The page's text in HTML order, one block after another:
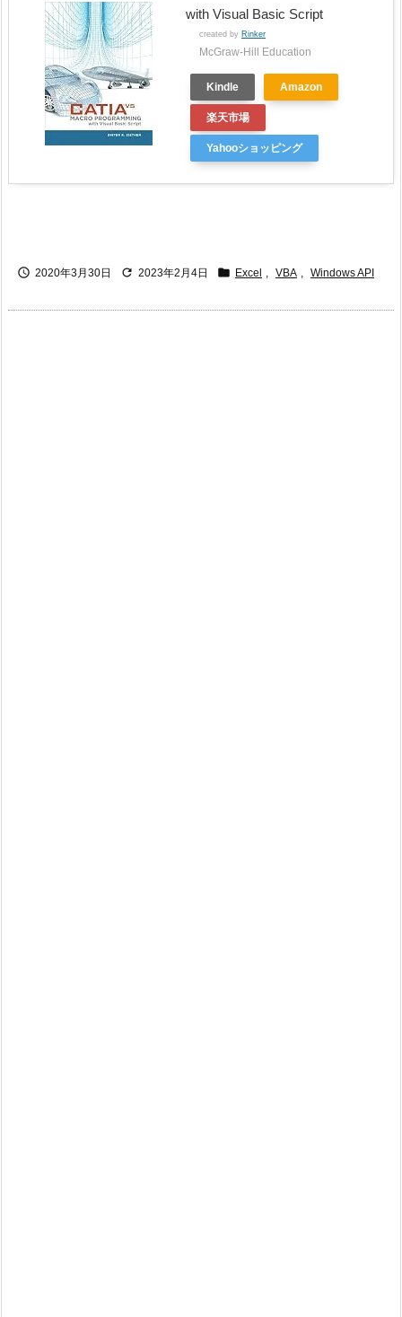
with Visual Basic Script
created by Rinker
McGraw-Hill Education
Kindle Amazon
楽天市場
Yahooショッピング
 2020年3月30日  2023年2月4日  Excel VBA Windows API